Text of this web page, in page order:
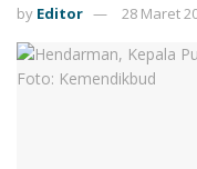
by Editor 28 Maret